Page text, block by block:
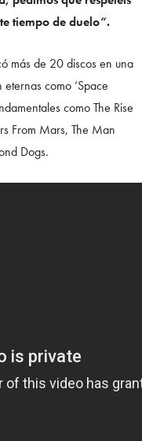
tiempo de duelo“.
más de 20 discos en una
como ‘Space
como The Rise
From Mars, The Man
Dogs.